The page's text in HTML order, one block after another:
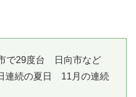
で29度台 日向市など
連続の夏日 11月の連続